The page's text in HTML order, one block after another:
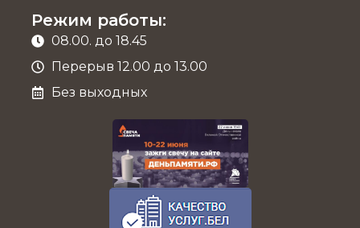
Режим работы:
08.00. до 18.45
Перерыв 12.00 до 13.00
Без выходных